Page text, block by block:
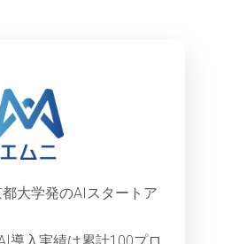
大学発のAIスタートア